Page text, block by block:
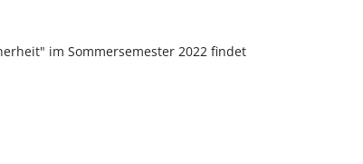
im Sommersemester 2022 findet